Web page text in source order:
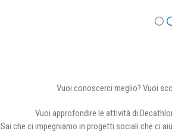
Vuoi conoscerci meglio? Vuoi
Vuoi approfondire le attività di
Sai che ci impegniamo in progetti sociali che ci